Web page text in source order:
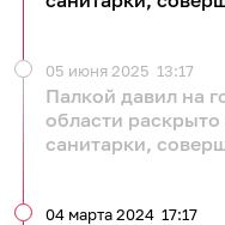
Палкой давил на
области
санитарки,
05 июня 2025 13:17
04 марта 2024 17:17